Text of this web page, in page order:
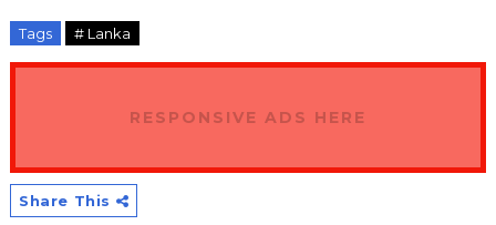
Tags # Lanka
RESPONSIVE ADS HERE
Share This